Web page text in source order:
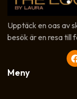
Upptäck en oas av
besök är en resa till
Meny